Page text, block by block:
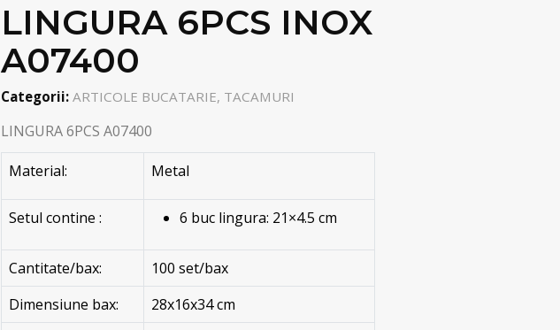
LINGURA 6PCS INOX
A07400
Categorii: ARTICOLE BUCATARIE, TACAMURI
LINGURA 6PCS A07400
Material: Metal
Setul contine : 6 buc lingura: 21×4.5 cm
Cantitate/bax:
100 set/bax
Dimensiune bax:
28x16x34 cm